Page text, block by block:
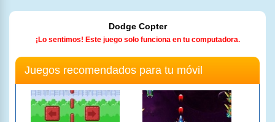
Dodge Copter
¡Lo sentimos! Este juego solo funciona en tu computadora.
Juegos recomendados para tu móvil